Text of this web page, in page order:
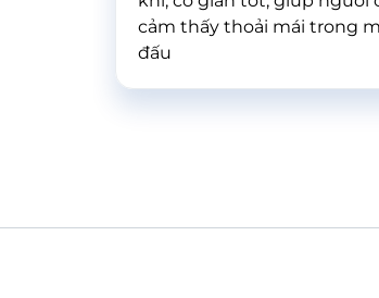
cảm thấy thoải mái trong
đấu